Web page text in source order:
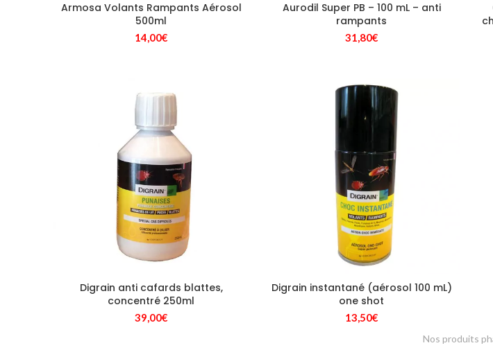
Armosa Volants Rampants Aérosol
500ml
14,00€
Aurodil Super PB – 100 mL – anti
rampants
31,80€
Digrain anti cafards blattes,
concentré 250ml
39,00€
Digrain instantané (aérosol 100 mL)
one shot
13,50€
Nos produits